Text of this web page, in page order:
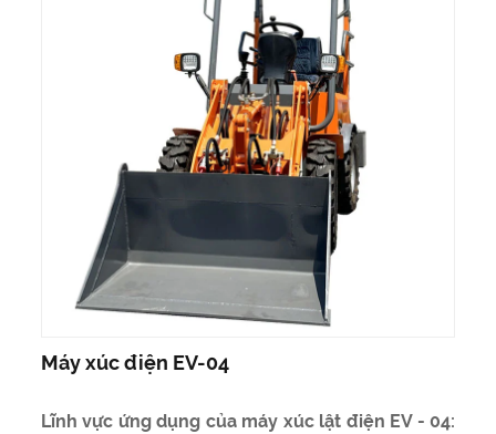
Máy xúc điện EV-04
Lĩnh vực ứng dụng của máy xúc lật điện EV - 04: